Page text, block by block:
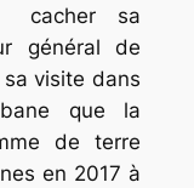
cacher sa
général de
sa visite dans
que la
de terre
en 2017 à